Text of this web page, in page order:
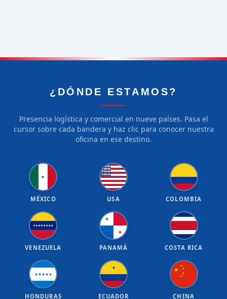
¿DÓNDE ESTAMOS?
Presencia logística y comercial en nueve países. Pasa el
cursor sobre cada bandera y haz clic para conocer nuestra
oficina en ese destino.
★
MÉXICO
★★★★★
★★★★★
★★★★★
★★★★★
USA COLOMBIA
★★★★★★★★
VENEZUELA
★
★
PANAMÁ COSTA RICA
★★★★★
HONDURAS
★
ECUADOR
★
★
★
★
★
CHINA